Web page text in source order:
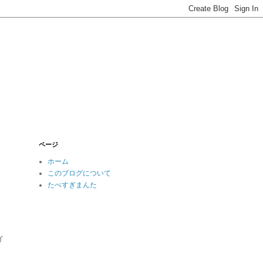
ページ
ホーム
このブログについて
たべすぎまんた